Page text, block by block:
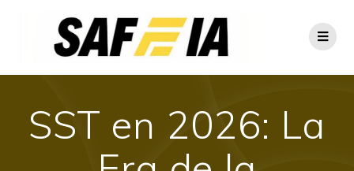
SST en 2026: La